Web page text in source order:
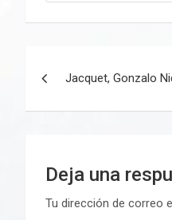
Jacquet, Gonzalo
Deja una
Tu dirección de correo